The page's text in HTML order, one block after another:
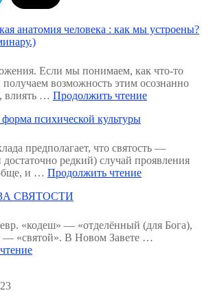
анатомия человека : как мы устроены?
Если мы понимаем, как что-то
возможность этим осознанно
влиять … Продолжить чтение
как
мы
форма психической культуры
предполагает, что святость —
редкий) случай проявления
и … Продолжить чтение"Святость
культуры"
СВЯТОСТИ
«кодеш» — «отделённый (для Бога),
— «святой». В Новом Завете …
"ЭКСПЕРТИЗА